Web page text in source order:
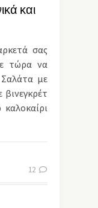
και
σας
τώρα να
με
12